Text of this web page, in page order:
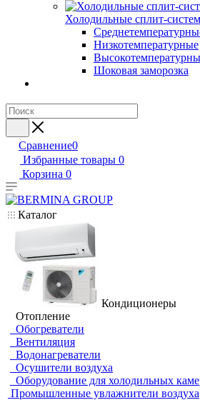
Холодильные сплит-
Низкотемпературные
Шоковая заморозка
Сравнение0
Избранные товары 0
Корзина 0
Каталог
Кондиционеры
Отопление
Обогреватели
Вентиляция
Водонагреватели
Осушители воздуха
Оборудование для холодильных
Промышленные увлажнители воздуха